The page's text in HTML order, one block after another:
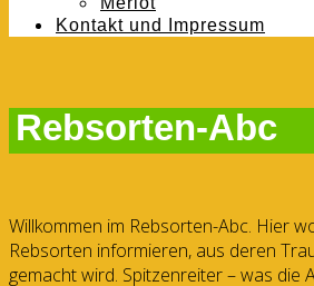
Kontakt und Impressum
Rebsorten-Abc
Willkommen im Rebsorten-Abc. Hier
Rebsorten informieren, aus deren
gemacht wird. Spitzenreiter – was die